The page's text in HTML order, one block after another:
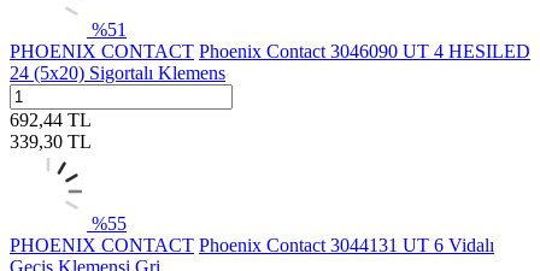
%51
PHOENIX CONTACT Phoenix Contact 3046090 UT 4 HESILED
24 (5x20) Sigortalı Klemens
692,44 TL
339,30 TL
%55
PHOENIX CONTACT Phoenix Contact 3044131 UT 6 Vidalı
Geçiş Klemensi Gri